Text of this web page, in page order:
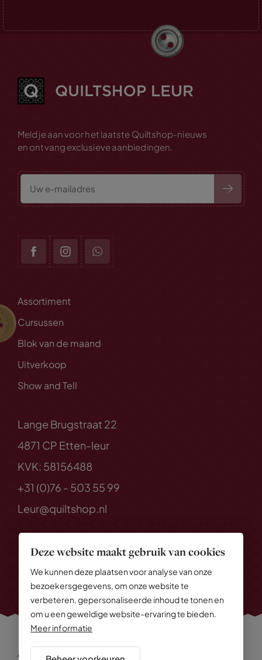
Deze website maakt gebruik van cookies
We kunnen deze plaatsen voor analyse van onze
bezoekersgegevens, om onze website te
verbeteren, gepersonaliseerde inhoud te tonen en
om u een geweldige website-ervaring te bieden.
Meer informatie
Meld je aan voor het laatste Quiltshop-nieuws
en ontvang exclusieve aanbiedingen.
Assortiment
Cursussen
Blok van de maand
Uitverkoop
Show and Tell
Lange Brugstraat 22
4871 CP Etten-leur
KVK: 58156488
+31 (0)76 - 503 55 99
Leur@quiltshop.nl
Alle rechten voorbehouden